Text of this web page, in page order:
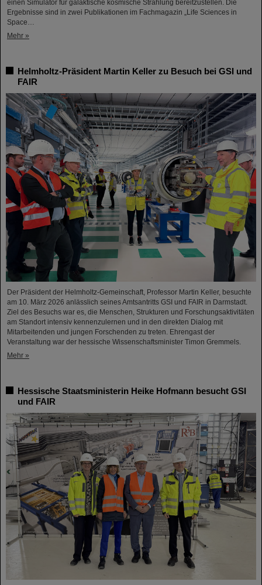
einen Simulator für galaktische kosmische Strahlung bereitzustellen. Die
Ergebnisse sind in zwei Publikationen im Fachmagazin „Life Sciences in
Space…
Mehr »
Helmholtz-Präsident Martin Keller zu Besuch bei GSI und
FAIR
Der Präsident der Helmholtz-Gemeinschaft, Professor Martin Keller, besuchte
am 10. März 2026 anlässlich seines Amtsantritts GSI und FAIR in Darmstadt.
Ziel des Besuchs war es, die Menschen, Strukturen und Forschungsaktivitäten
am Standort intensiv kennenzulernen und in den direkten Dialog mit
Mitarbeitenden und jungen Forschenden zu treten. Ehrengast der
Veranstaltung war der hessische Wissenschaftsminister Timon Gremmels.
Mehr »
Hessische Staatsministerin Heike Hofmann besucht GSI
und FAIR